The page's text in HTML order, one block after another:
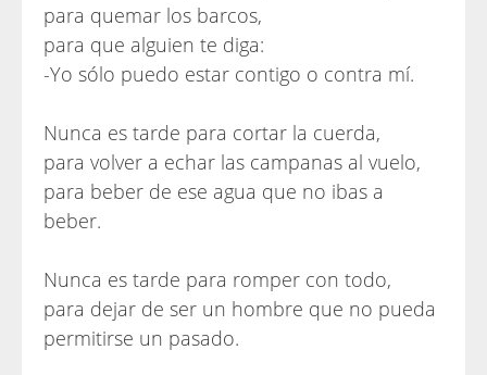
para quemar los barcos,
para que alguien te diga:
-Yo sólo puedo estar contigo o contra mí.
Nunca es tarde para cortar la cuerda,
para volver a echar las campanas al vuelo,
para beber de ese agua que no ibas a
beber.
Nunca es tarde para romper con todo,
para dejar de ser un hombre que no pueda
permitirse un pasado.